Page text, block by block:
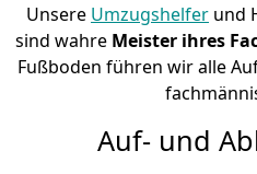
Unsere Umzugshelfer und
sind wahre Meister ihres
Fußboden führen wir alle
Auf- und